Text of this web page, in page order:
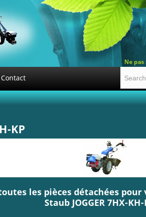
Contact
Ne
KP
les pièces détachées
Staub JOGGER 7HX-